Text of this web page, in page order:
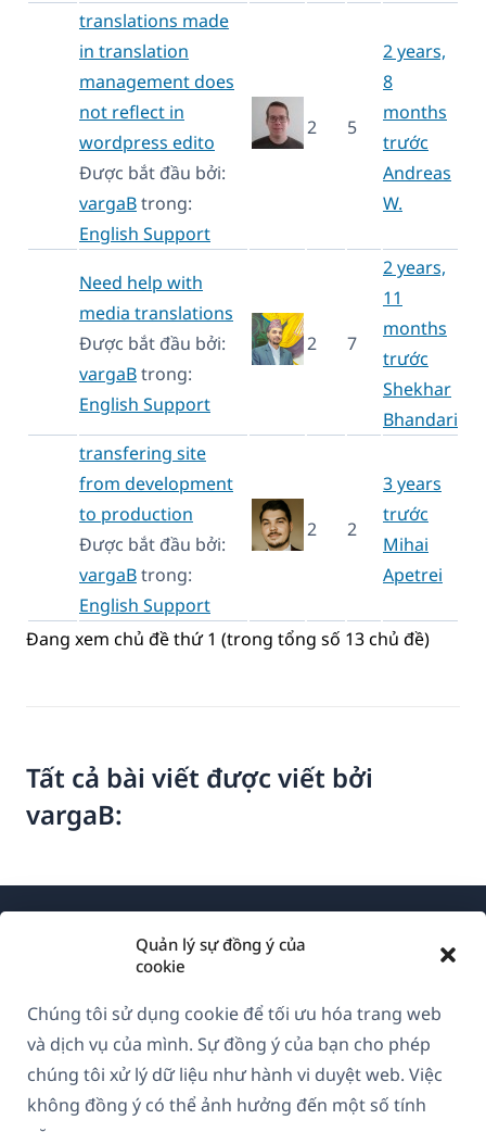
Quản lý sự đồng ý của
cookie
Chúng tôi sử dụng cookie để tối ưu hóa trang web
và dịch vụ của mình. Sự đồng ý của bạn cho phép
chúng tôi xử lý dữ liệu như hành vi duyệt web. Việc
không đồng ý có thể ảnh hưởng đến một số tính
translations made
in translation
management does
not reflect in
wordpress edito
Được bắt đầu bởi:
vargaBtrong:
English Support
2 5
2 years,
8
months
trước
Andreas
W.
Need help with
media translations
Được bắt đầu bởi:
vargaBtrong:
English Support
2 7
2 years,
11
months
trước
Shekhar
Bhandari
transfering site
from development
to production
Được bắt đầu bởi:
vargaBtrong:
English Support
2 2
3 years
trước
Mihai
Apetrei
Đang xem chủ đề thứ 1 (trong tổng số 13 chủ đề)
Tất cả bài viết được viết bởi
vargaB:
GDPR & Chính sách Bảo mật
Tham gia đội ngũ của chúng tôi(mở